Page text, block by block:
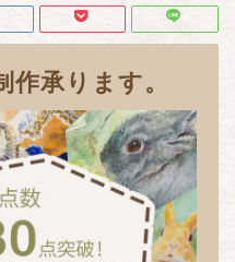
作承ります。